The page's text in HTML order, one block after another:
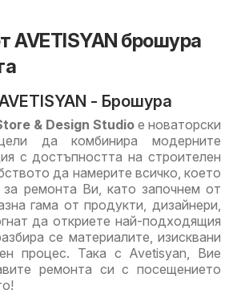
AVETISYAN брошура
- Брошура
& Design Studio e новаторски
да комбинира модерните
с достъпността на строителен
да намерите всичко, което
ремонта Ви, като започнем от
гама от продукти, дизайнери,
да откриете най-подходящия
се материалите, изисквани
процес. Така с Avetisyan, Вие
ремонта си с посещението